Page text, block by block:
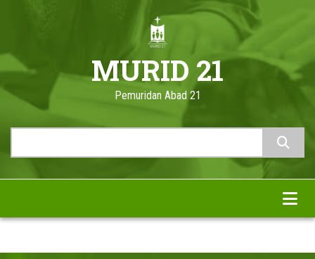
content
MURID 21
Pemuridan Abad 21